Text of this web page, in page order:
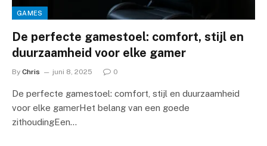
GAMES
De perfecte gamestoel: comfort, stijl en
duurzaamheid voor elke gamer
By Chris juni 8, 2025 0
De perfecte gamestoel: comfort, stijl en duurzaamheid
voor elke gamerHet belang van een goede
zithoudingEen…